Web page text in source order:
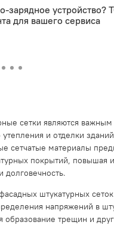
зарядное устройство?
для вашего сервиса
сетки являются
и отделки
сетчатые материалы
покрытий, повышая
долговечность.
штукатурных
напряжений в
образование трещин и